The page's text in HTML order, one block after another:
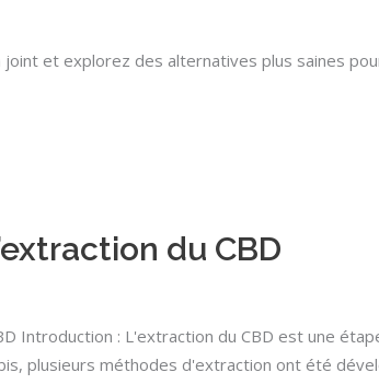
et explorez des alternatives plus saines
du CBD
Introduction : L'extraction du CBD est une
plusieurs méthodes d'extraction ont été